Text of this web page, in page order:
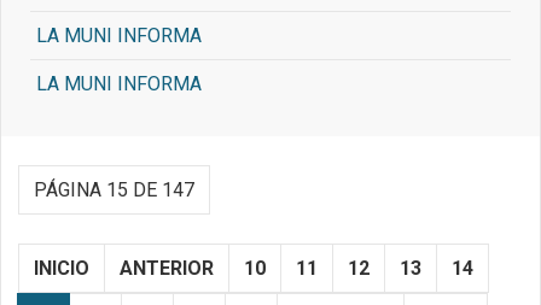
LA MUNI INFORMA
LA MUNI INFORMA
PÁGINA 15 DE 147
INICIO ANTERIOR 10 11 12 13 14